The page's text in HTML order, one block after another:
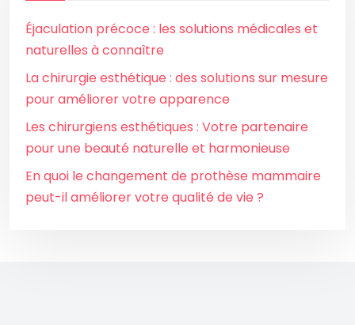
Éjaculation précoce : les solutions médicales et
naturelles à connaître
La chirurgie esthétique : des solutions sur mesure
pour améliorer votre apparence
Les chirurgiens esthétiques : Votre partenaire
pour une beauté naturelle et harmonieuse
En quoi le changement de prothèse mammaire
peut-il améliorer votre qualité de vie ?